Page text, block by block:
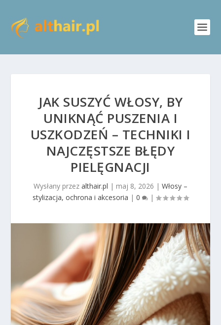
JAK SUSZYĆ WŁOSY, BY
UNIKNĄĆ PUSZENIA I
USZKODZEŃ – TECHNIKI I
NAJCZĘSTSZE BŁĘDY
PIELĘGNACJI
Wysłany przez althair.pl | maj 8, 2026 | Włosy –
stylizacja, ochrona i akcesoria | 0 |